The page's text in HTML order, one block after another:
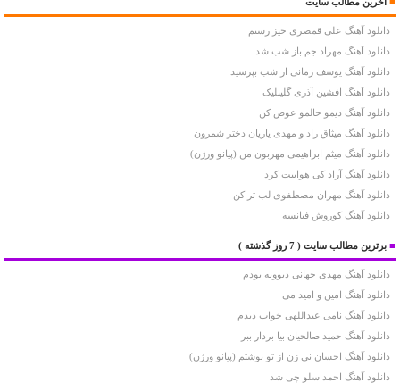
دانلود آهنگ علی قمصری خیز رستم
دانلود آهنگ مهراد جم باز شب شد
دانلود آهنگ یوسف زمانی از شب بپرسید
دانلود آهنگ افشین آذری گلینلیک
دانلود آهنگ دیمو حالمو عوض کن
دانلود آهنگ میثاق راد و مهدی یاریان دختر شمرون
دانلود آهنگ میثم ابراهیمی مهربون من (پیانو ورژن)
دانلود آهنگ آراد کی هواییت کرد
دانلود آهنگ مهران مصطفوی لب تر کن
دانلود آهنگ کوروش فیانسه
■ برترین مطالب سایت ( 7 روز گذشته )
دانلود آهنگ مهدی جهانی دیوونه بودم
دانلود آهنگ امین و امید می
دانلود آهنگ نامی عبداللهی خواب دیدم
دانلود آهنگ حمید صالحیان بیا بردار ببر
دانلود آهنگ احسان نی زن از تو نوشتم (پیانو ورژن)
دانلود آهنگ احمد سلو چی شد